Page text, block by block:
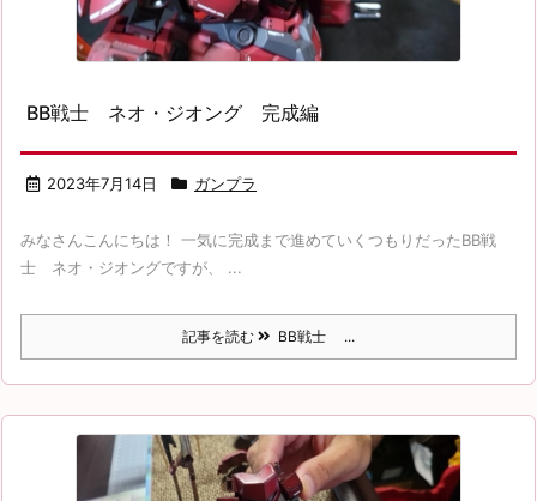
BB戦士 ネオ・ジオング 完成編
2023年7月14日 ガンプラ
みなさんこんにちは！ 一気に完成まで進めていくつもりだったBB戦
士 ネオ・ジオングですが、 ...
記事を読む BB戦士 ...